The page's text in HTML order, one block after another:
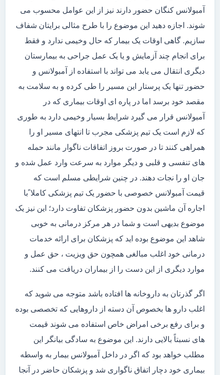
آمبولانس کنگان حضور دارند نیز از این عوامل محسوب می
شوند. اجازه دهید این موضوع را با طرح مثالی برایتان شفاف
سازیم. گاهی اوقات یک بیمار که حال وخیمی ندارد و فقط
برای انجام چند آزمایش و یا یک عمل جراحی به بیمارستان
دیگری انتقال می یابد می تواند با استفاده از آمبولانس و
حضور تنها یک پرستار این مسیر را طی کرده و به سلامت به
مقصد خود برسد اما در پاره ای اوقات بیماری که در
آمبولانس قرار می گیرد شرایط بسیار وخیمی دارد به طوری
که لازم است یک تیم پزشکی مجرب تا انتهای مسیر او را
همراهی کنند تا در صورت بروز اتفاقات ناگوار مانند حمله
های تنفسی و قلبی و دیگر موارد به سرعت وارد عمل شده و
جان او را نجات دهند. در چنین شرایطی مسلم است که
قیمت آمبولانس خصوصی با حضور یک تیم پزشکی کاملا ًبا
اجاره آن ماشین بدون حضور پزشکان تفاوت دارد؛ این نیز یک
موضوع بدیهی است و شما در هر مرکز درمانی به خوبی
شاهد این موضوع بوده اید که پزشکان برای ارائه خدمات
درمانی خود اغلب مبالغی همچون حق ویزیت ، حق عمل و
موارد دیگری از این دست را از بیماران دریافت می کنند.
اگر گذرتان به داروخانه ها افتاده باشد متوجه می شوید که
اغلب دارو ها بخصوص آن دسته از داروهایی که تخصصی بوده
و برای رفع برخی امراض خاص استفاده می شوند قیمت
های نسبتاً بالایی دارند. این موضوع به سادگی بیانگر این
مطلب خواهد بود که اگر در داخل آمبولانس بیمار به واسطه
بیماری خود دچار اتفاق ناگواری شد و پزشکان حاضر در آنجا